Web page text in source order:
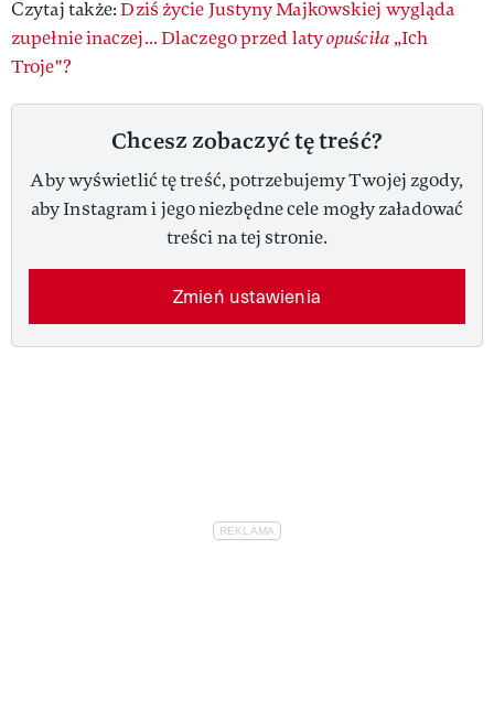
Czytaj także:Dziś życie Justyny Majkowskiej wygląda
zupełnie inaczej... Dlaczego przed latyopuściła „Ich
Troje"?
Chcesz zobaczyć tę treść?
Aby wyświetlić tę treść, potrzebujemy Twojej zgody,
aby Instagram i jego niezbędne cele mogły załadować
treści na tej stronie.
Zmień ustawienia